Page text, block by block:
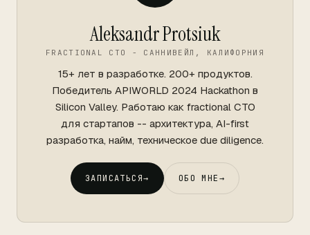
Aleksandr Protsiuk
FRACTIONAL CTO - САННИВЕЙЛ, КАЛИФОРНИЯ
15+ лет в разработке. 200+ продуктов.
Победитель APIWORLD 2024 Hackathon в
Silicon Valley. Работаю как fractional CTO
для стартапов -- архитектура, AI-first
разработка, найм, техническое due diligence.
ЗАПИСАТЬСЯ→ ОБО МНЕ→